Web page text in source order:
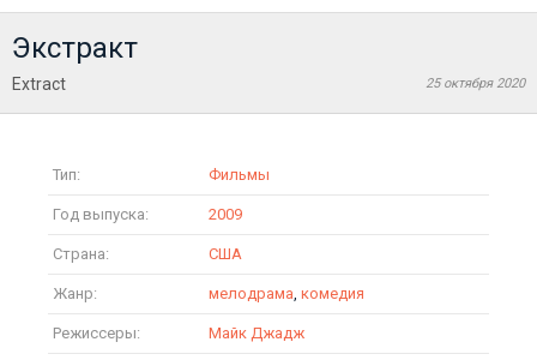
Экстракт
Extract 25 октября 2020
Тип: Фильмы
Год выпуска: 2009
Страна: США
Жанр: мелодрама, комедия
Режиссеры: Майк Джадж